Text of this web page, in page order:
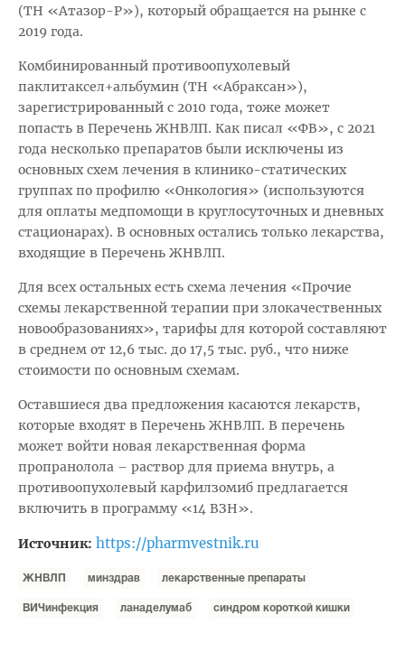
(ТН «Атазор-Р»), который обращается на рынке с
2019 года.
Комбинированный противоопухолевый
паклитаксел+альбумин (ТН «Абраксан»),
зарегистрированный с 2010 года, тоже может
попасть в Перечень ЖНВЛП. Как писал «ФВ», с 2021
года несколько препаратов были исключены из
основных схем лечения в клинико-статических
группах по профилю «Онкология» (используются
для оплаты медпомощи в круглосуточных и дневных
стационарах). В основных остались только лекарства,
входящие в Перечень ЖНВЛП.
Для всех остальных есть схема лечения «Прочие
схемы лекарственной терапии при злокачественных
новообразованиях», тарифы для которой составляют
в среднем от 12,6 тыс. до 17,5 тыс. руб., что ниже
стоимости по основным схемам.
Оставшиеся два предложения касаются лекарств,
которые входят в Перечень ЖНВЛП. В перечень
может войти новая лекарственная форма
пропранолола – раствор для приема внутрь, а
противоопухолевый карфилзомиб предлагается
включить в программу «14 ВЗН».
Источник: https://pharmvestnik.ru
ЖНВЛП минздрав лекарственные препараты
ВИЧинфекция ланаделумаб синдром короткой кишки